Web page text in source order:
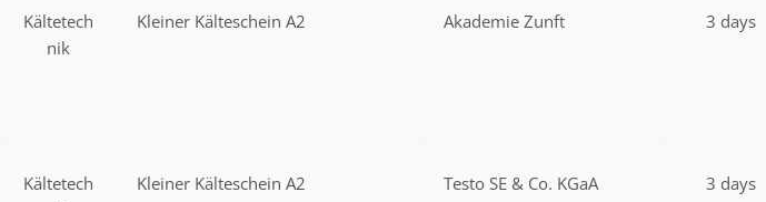
Kältetech
nik
Kleiner Kälteschein A2 Akademie Zunft 3 days
Kältetech
Kleiner Kälteschein A2 Testo SE & Co. KGaA 3 days